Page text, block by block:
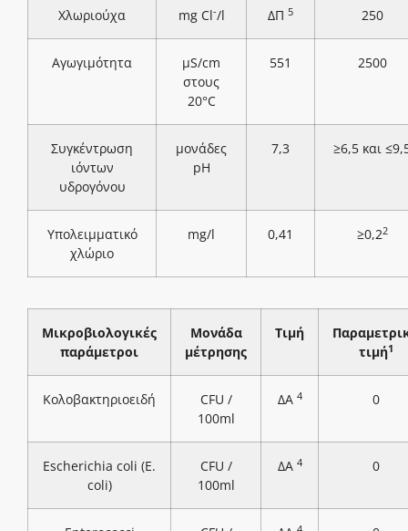
Χλωριούχα mg Cl-/l ΔΠ 5 250
Αγωγιμότητα
μS/cm
στους
20°C
551 2500
Συγκέντρωση
ιόντων
υδρογόνου
μονάδες
pH
7,3 ≥6,5 και
Υπολειμματικό
χλώριο
mg/l 0,41 ≥0,22
Μικροβιολογικές
παράμετροι
Μονάδα
μέτρησης
Τιμή
τιμή1
Κολοβακτηριοειδή
CFU /
100ml
ΔΑ 4 0
Escherichia coli (E.
coli)
CFU /
100ml
ΔΑ 4 0